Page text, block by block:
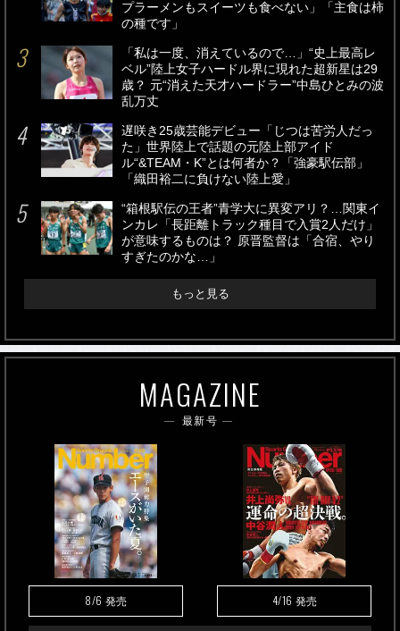
プラーメンもスイーツも食べない」「主食は柿
の種です」
「私は一度、消えているので…」“史上最高レ
ベル”陸上女子ハードル界に現れた超新星は29
歳？ 元“消えた天才ハードラー”中島ひとみの波
乱万丈
遅咲き25歳芸能デビュー「じつは苦労人だっ
た」世界陸上で話題の元陸上部アイド
ル“&TEAM・K”とは何者か？「強豪駅伝部」
「織田裕二に負けない陸上愛」
“箱根駅伝の王者”青学大に異変アリ？…関東イ
ンカレ「長距離トラック種目で入賞2人だけ」
が意味するものは？ 原晋監督は「合宿、やり
すぎたのかな…」
もっと見る
MAGAZINE
最新号
8/6 発売 4/16 発売